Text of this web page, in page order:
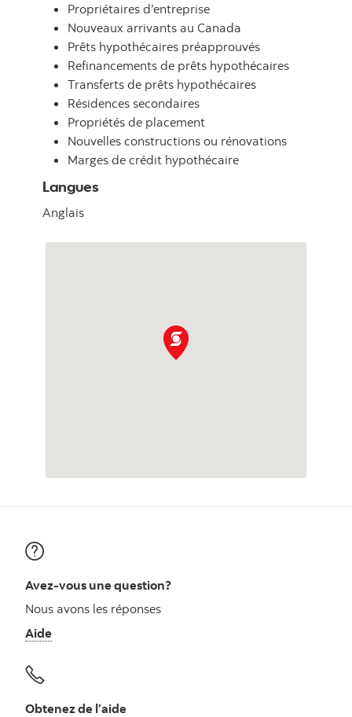
Propriétaires d’entreprise
Nouveaux arrivants au Canada
Prêts hypothécaires préapprouvés
Refinancements de prêts hypothécaires
Transferts de prêts hypothécaires
Résidences secondaires
Propriétés de placement
Nouvelles constructions ou rénovations
Marges de crédit hypothécaire
Langues
Anglais
Avez-vous une question?
Nous avons les réponses
Aide
Obtenez de l’aide